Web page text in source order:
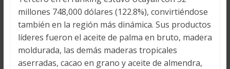
millones 748,000 dólares (122.8%), convirtiéndose
también en la región más dinámica. Sus productos
líderes fueron el aceite de palma en bruto, madera
moldurada, las demás maderas tropicales
aserradas, cacao en grano y aceite de almendra,